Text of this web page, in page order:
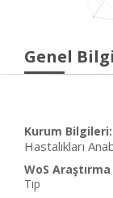
Genel
Kurum Bilgileri:
Hastalıkları
WoS
Tıp